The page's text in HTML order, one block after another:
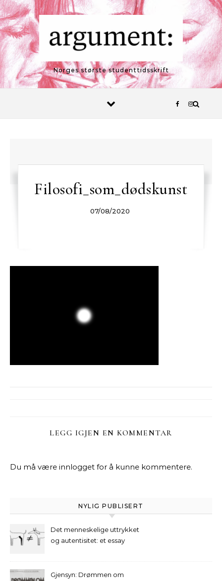
Skip to content
Norges største studenttidsskrift
Filosofi_som_dødskunst
07/08/2020
LEGG IGJEN EN KOMMENTAR
Du må være innlogget for å kunne kommentere.
NYLIG PUBLISERT
Det menneskelige uttrykket
og autentisitet: et essay
Gjensyn: Drømmen om